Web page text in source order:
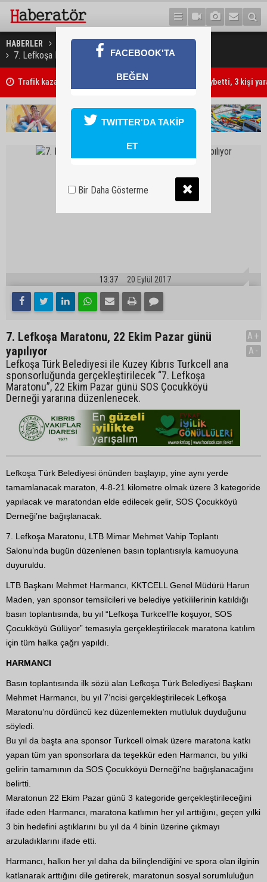
HABERLER GÜNDEM
7. Lefkoşa Maratonu, 22 Ekim Pazar günü yapılıyor
Trafik kazasında 85 yaşındaki Turan Obalı hayatını kaybetti, 3 kişi
13:37 20 Eylül 2017
7. Lefkoşa Maratonu, 22 Ekim Pazar günü
yapılıyor
Lefkoşa Türk Belediyesi ile Kuzey Kıbrıs Turkcell ana
sponsorluğunda gerçekleştirilecek “7. Lefkoşa
Maratonu”, 22 Ekim Pazar günü SOS Çocukköyü
Derneği yararına düzenlenecek.
A+
A-
Lefkoşa Türk Belediyesi önünden başlayıp, yine aynı yerde
tamamlanacak maraton, 4-8-21 kilometre olmak üzere 3 kategoride
yapılacak ve maratondan elde edilecek gelir, SOS Çocukköyü
Derneği’ne bağışlanacak.
7. Lefkoşa Maratonu, LTB Mimar Mehmet Vahip Toplantı
Salonu’nda bugün düzenlenen basın toplantısıyla kamuoyuna
duyuruldu.
LTB Başkanı Mehmet Harmancı, KKTCELL Genel Müdürü Harun
Maden, yan sponsor temsilcileri ve belediye yetkililerinin katıldığı
basın toplantısında, bu yıl “Lefkoşa Turkcell’le koşuyor, SOS
Çocukköyü Gülüyor” temasıyla gerçekleştirilecek maratona katılım
için tüm halka çağrı yapıldı.
HARMANCI
Basın toplantısında ilk sözü alan Lefkoşa Türk Belediyesi Başkanı
Mehmet Harmancı, bu yıl 7’ncisi gerçekleştirilecek Lefkoşa
Maratonu’nu dördüncü kez düzenlemekten mutluluk duyduğunu
söyledi.
Bu yıl da başta ana sponsor Turkcell olmak üzere maratona katkı
yapan tüm yan sponsorlara da teşekkür eden Harmancı, bu yılki
gelirin tamamının da SOS Çocukköyü Derneği’ne bağışlanacağını
belirtti.
Maratonun 22 Ekim Pazar günü 3 kategoride gerçekleştirileceğini
ifade eden Harmancı, maratona katlımın her yıl arttığını, geçen yılki
3 bin hedefini aştıklarını bu yıl da 4 binin üzerine çıkmayı
arzuladıklarını ifade etti.
Harmancı, halkın her yıl daha da bilinçlendiğini ve spora olan ilginin
katlanarak arttığını dile getirerek, maratonun sosyal sorumluluğun
FACEBOOK'TA
BEĞEN
TWITTER'DA TAKİP
ET
Bir Daha Gösterme